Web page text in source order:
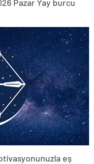
Pazar Yay burcu
eş